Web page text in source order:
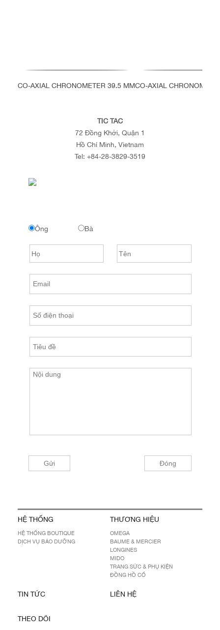
CO-AXIAL CHRONOMETER 39.5 MMCO-AXIAL
TIC TAC
72 Đồng Khởi, Quận 1
Hồ Chí Minh, Vietnam
Tel: +84-28-3829-3519
Ông Bà
HỆ THỐNG
HỆ THỐNG BOUTIQUE
DỊCH VỤ BẢO DƯỠNG
THƯƠNG HIỆU
OMEGA
BAUME & MERCIER
LONGINES
MIDO
TRANG SỨC & PHỤ KIỆN
ĐỒNG HỒ CỔ
TIN TỨC LIÊN HỆ
THEO DÕI